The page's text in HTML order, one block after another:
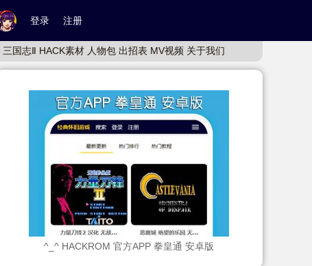
登录 注册
三国志Ⅱ HACK素材 人物包 出招表 MV视频 关于我们
^_^ HACKROM 官方APP 拳皇通 安卓版